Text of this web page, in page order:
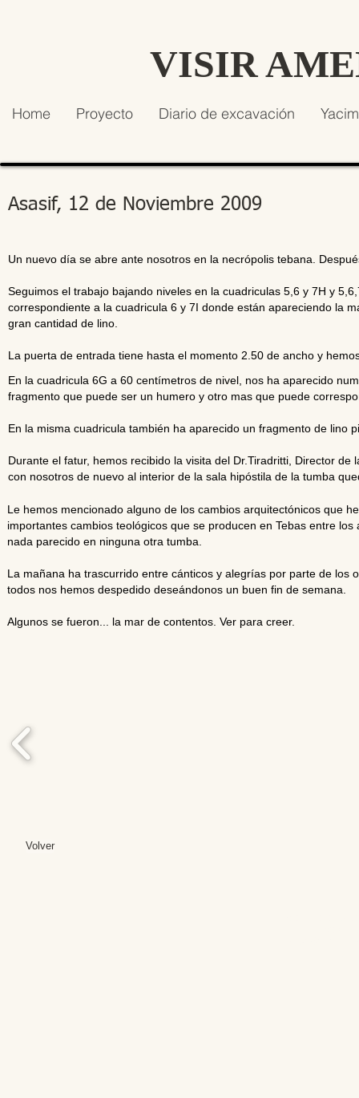
VISIR
Home Proyecto Diario de excavación
Asasif, 12 de Noviembre 2009
Un nuevo día se abre ante nosotros en la necrópolis tebana.
Seguimos el trabajo bajando niveles en la cuadriculas 5,6 y 7H y
correspondiente a la cuadricula 6 y 7I donde están apareciendo la
gran cantidad de lino.
La puerta de entrada tiene hasta el momento 2.50 de ancho y
En la cuadricula 6G a 60 centímetros de nivel, nos ha aparecido
fragmento que puede ser un humero y otro mas que puede
En la misma cuadricula también ha aparecido un fragmento de
Durante el fatur, hemos recibido la visita del Dr.Tiradritti, Director
con nosotros de nuevo al interior de la sala hipóstila de la tumba
Le hemos mencionado alguno de los cambios arquitectónicos que
importantes cambios teológicos que se producen en Tebas entre
nada parecido en ninguna otra tumba.
La mañana ha trascurrido entre cánticos y alegrías por parte de
todos nos hemos despedido deseándonos un buen fin de semana.
Algunos se fueron... la mar de contentos. Ver para creer.
Volver